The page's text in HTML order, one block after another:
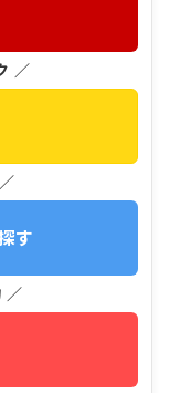
／
す
／